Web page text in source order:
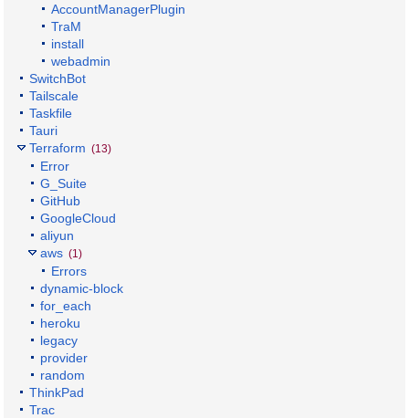
AccountManagerPlugin
TraM
install
webadmin
SwitchBot
Tailscale
Taskfile
Tauri
Terraform (13)
Error
G_Suite
GitHub
GoogleCloud
aliyun
aws (1)
Errors
dynamic-block
for_each
heroku
legacy
provider
random
ThinkPad
Trac